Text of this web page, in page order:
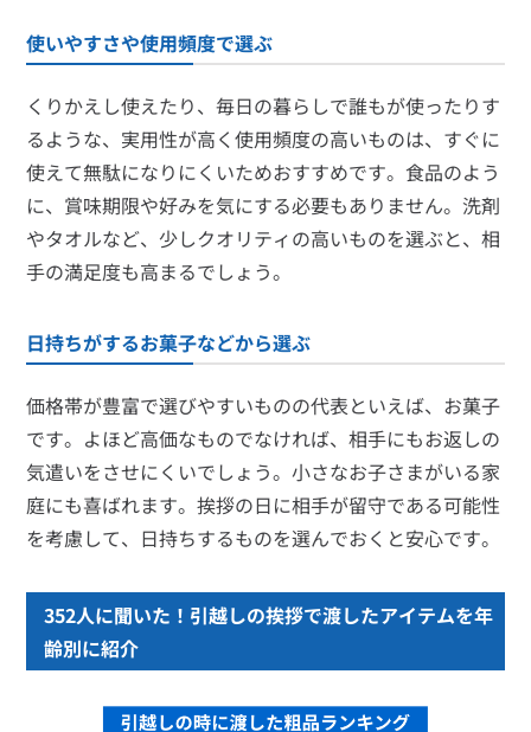
使いやすさや使用頻度で選ぶ
くりかえし使えたり、毎日の暮らしで誰もが使ったりす
るような、実用性が高く使用頻度の高いものは、すぐに
使えて無駄になりにくいためおすすめです。食品のよう
に、賞味期限や好みを気にする必要もありません。洗剤
やタオルなど、少しクオリティの高いものを選ぶと、相
手の満足度も高まるでしょう。
日持ちがするお菓子などから選ぶ
価格帯が豊富で選びやすいものの代表といえば、お菓子
です。よほど高価なものでなければ、相手にもお返しの
気遣いをさせにくいでしょう。小さなお子さまがいる家
庭にも喜ばれます。挨拶の日に相手が留守である可能性
を考慮して、日持ちするものを選んでおくと安心です。
352人に聞いた！引越しの挨拶で渡したアイテムを年
齢別に紹介